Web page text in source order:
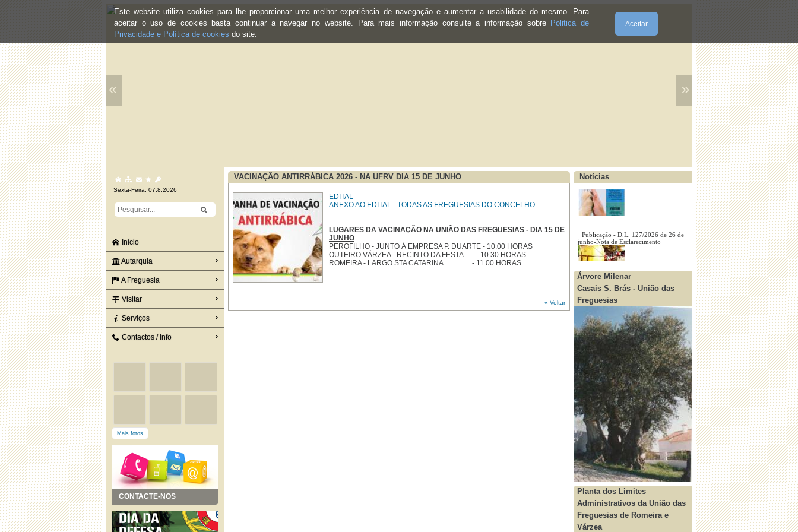
Este website utiliza cookies para lhe proporcionar uma melhor experiência de navegação e aumentar a usabilidade do mesmo. Para
aceitar o uso de cookies basta continuar a navegar no website. Para mais informação consulte a informação sobre Politica de
Privacidade e Política de cookies do site.
Aceitar
« »
Sexta-Feira, 07.8.2026
Início
Autarquia
A Freguesia
Visitar
Serviços
Contactos / Info
Mais fotos
CONTACTE-NOS
VACINAÇÃO ANTIRRÁBICA 2026 - NA UFRV DIA 15 DE JUNHO
EDITAL -
ANEXO AO EDITAL - TODAS AS FREGUESIAS DO CONCELHO
LUGARES DA VACINAÇÃO NA UNIÃO DAS FREGUESIAS - DIA 15 DE
JUNHO
PEROFILHO - JUNTO À EMPRESA P. DUARTE - 10.00 HORAS
OUTEIRO VÁRZEA - RECINTO DA FESTA - 10.30 HORAS
ROMEIRA - LARGO STA CATARINA - 11.00 HORAS
« Voltar
Notícias
·Aviso à população - perigo de
incêndio
Árvore Milenar
Casais S. Brás - União das
Freguesias
Planta dos Limites
Administrativos da União das
Freguesias de Romeira e
Várzea